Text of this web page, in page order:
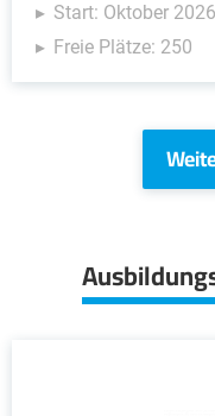
Start: Oktober 2026
Freie Plätze: 250